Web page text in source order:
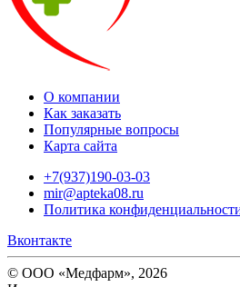
О компании
Как заказать
Популярные вопросы
Карта сайта
+7(937)190-03-03
mir@apteka08.ru
Политика
Вконтакте
© ООО «Медфарм», 2026